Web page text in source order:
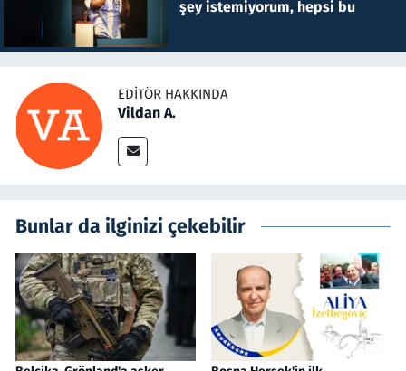
şey istemiyorum, hepsi bu
EDITÖR HAKKINDA
Vildan A.
Bunlar da ilginizi çekebilir